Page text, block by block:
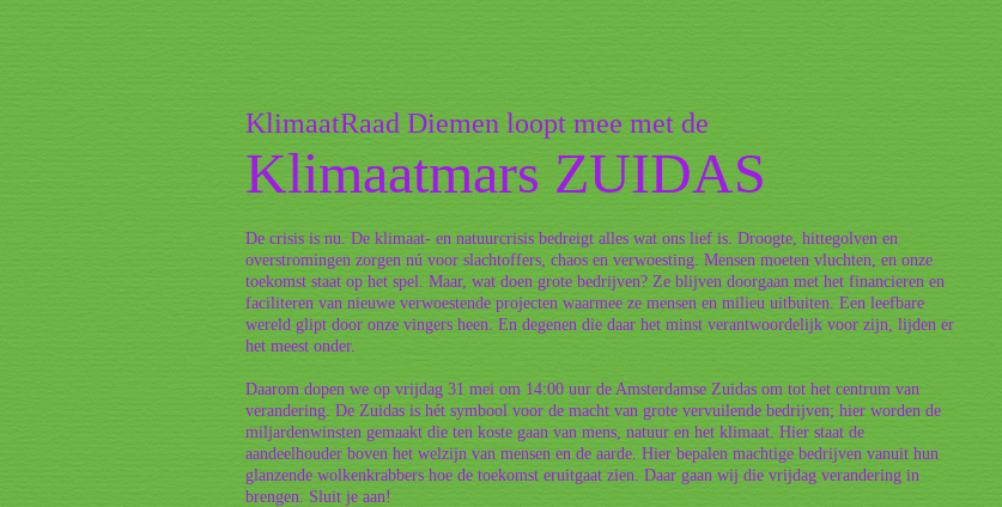
KlimaatRaad Diemen loopt mee met de
Klimaatmars ZUIDAS
De crisis is nu. De klimaat- en natuurcrisis bedreigt alles wat ons lief is. Droogte, hittegolven en
overstromingen zorgen nú voor slachtoffers, chaos en verwoesting. Mensen moeten vluchten, en onze
toekomst staat op het spel. Maar, wat doen grote bedrijven? Ze blijven doorgaan met het financieren en
faciliteren van nieuwe verwoestende projecten waarmee ze mensen en milieu uitbuiten. Een leefbare
wereld glipt door onze vingers heen. En degenen die daar het minst verantwoordelijk voor zijn, lijden er
het meest onder.
Daarom dopen we op vrijdag 31 mei om 14:00 uur de Amsterdamse Zuidas om tot het centrum van
verandering. De Zuidas is hét symbool voor de macht van grote vervuilende bedrijven; hier worden de
miljardenwinsten gemaakt die ten koste gaan van mens, natuur en het klimaat. Hier staat de
aandeelhouder boven het welzijn van mensen en de aarde. Hier bepalen machtige bedrijven vanuit hun
glanzende wolkenkrabbers hoe de toekomst eruitgaat zien. Daar gaan wij die vrijdag verandering in
brengen. Sluit je aan!